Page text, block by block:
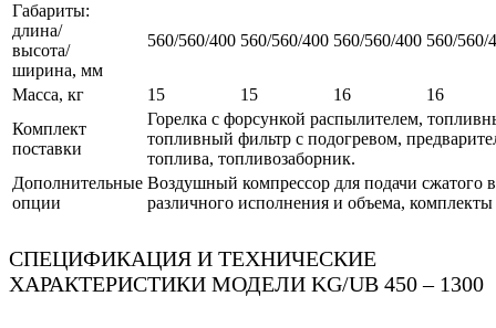
Габариты:
длина/
высота/
ширина, мм
560/560/400 560/560/400 560/560/400 560/560/
Масса, кг 15 15 16
16
Комплект
поставки
Горелка с форсункой распылителем,
топливный фильтр с подогревом,
топлива, топливозаборник.
Дополнительные
опции
Воздушный компрессор для подачи сжатого
различного исполнения и объема,
СПЕЦИФИКАЦИЯ И ТЕХНИЧЕСКИЕ
ХАРАКТЕРИСТИКИ МОДЕЛИ KG/UB 450 – 1300